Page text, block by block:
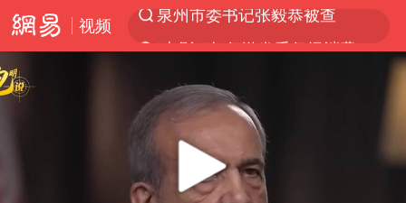
视频
38岁演员求职万岁山NPC成功